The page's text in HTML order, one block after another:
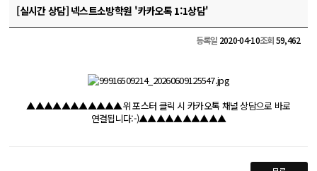
[실시간 상담] 넥스트소방학원 '카카오톡 1:1상담'
등록일 2020-04-10조회59,462
▲​▲​▲​▲​▲​▲​▲​▲​▲​▲▲위 포스터 클릭 시 카카오톡 채널 상담으로 바로
연결됩니다:-)▲​▲​▲​▲​▲​▲​▲​▲​▲​▲​​